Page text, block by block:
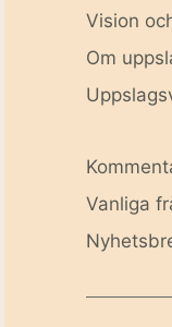
Vision
Om
Vanliga